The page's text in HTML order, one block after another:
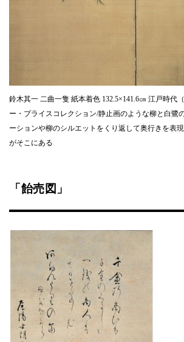
鈴木其一 二曲一隻 紙本着色 132.5×141.6㎝ 江戸時代
ー・プライスコレクション/静止画のような柳と白鷺
ーションや柳のシルエットをくり返して奥行きを表
がそこにある
「飴売図」